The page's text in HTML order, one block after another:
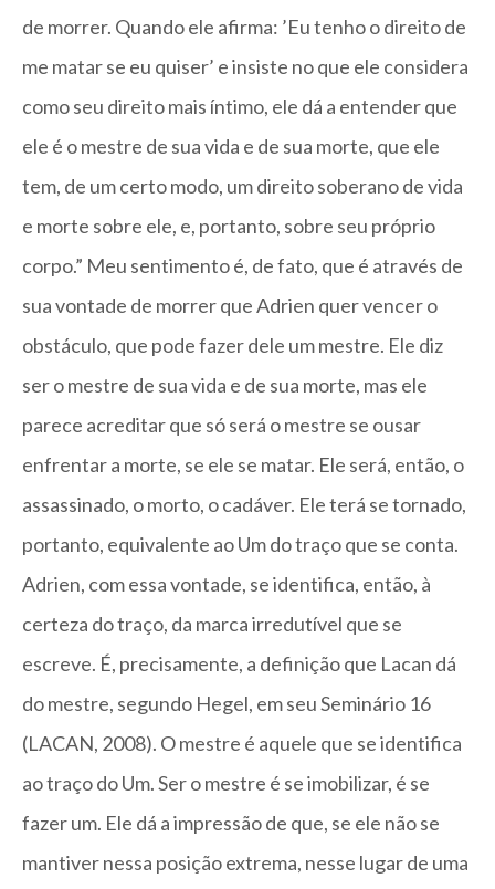
de morrer. Quando ele afirma: ’Eu tenho o direito de
me matar se eu quiser’ e insiste no que ele considera
como seu direito mais íntimo, ele dá a entender que
ele é o mestre de sua vida e de sua morte, que ele
tem, de um certo modo, um direito soberano de vida
e morte sobre ele, e, portanto, sobre seu próprio
corpo.” Meu sentimento é, de fato, que é através de
sua vontade de morrer que Adrien quer vencer o
obstáculo, que pode fazer dele um mestre. Ele diz
ser o mestre de sua vida e de sua morte, mas ele
parece acreditar que só será o mestre se ousar
enfrentar a morte, se ele se matar. Ele será, então, o
assassinado, o morto, o cadáver. Ele terá se tornado,
portanto, equivalente ao Um do traço que se conta.
Adrien, com essa vontade, se identifica, então, à
certeza do traço, da marca irredutível que se
escreve. É, precisamente, a definição que Lacan dá
do mestre, segundo Hegel, em seu Seminário 16
(LACAN, 2008). O mestre é aquele que se identifica
ao traço do Um. Ser o mestre é se imobilizar, é se
fazer um. Ele dá a impressão de que, se ele não se
mantiver nessa posição extrema, nesse lugar de uma